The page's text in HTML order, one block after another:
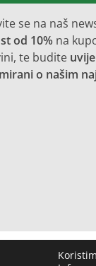
se na naš
od 10% na
te budite
o našim